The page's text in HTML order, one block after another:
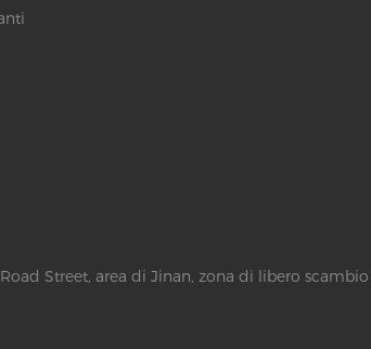
Street, area di Jinan, zona di libero